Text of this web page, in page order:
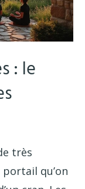
: le
très
qu’on